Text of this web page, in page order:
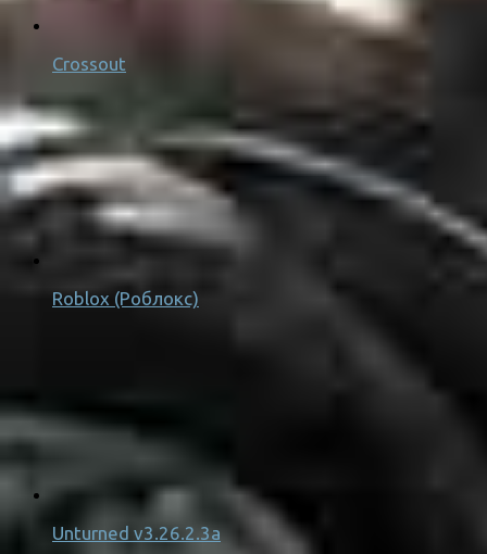
Crossout
Roblox (Роблокс)
Unturned v3.26.2.3a